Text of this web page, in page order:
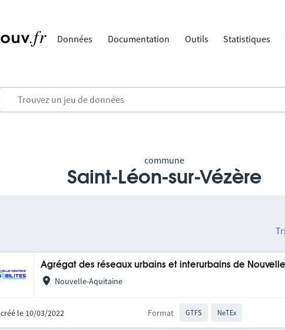
Données Documentation Outils Statistiques
commune
Saint-Léon-sur-Vézère
Agrégat des réseaux urbains et interurbains de
Nouvelle-Aquitaine
créé le 10/03/2022 Format GTFS NeTEx